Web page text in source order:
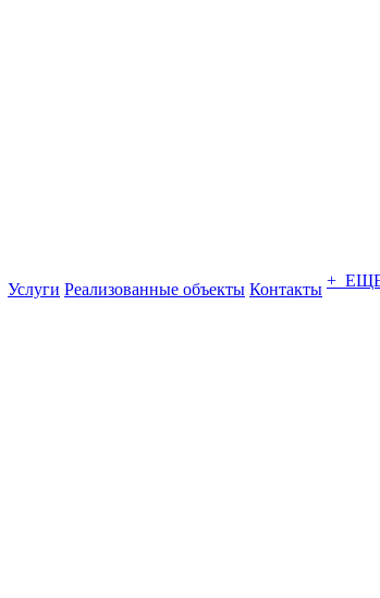
Услуги Реализованные объекты Контакты +